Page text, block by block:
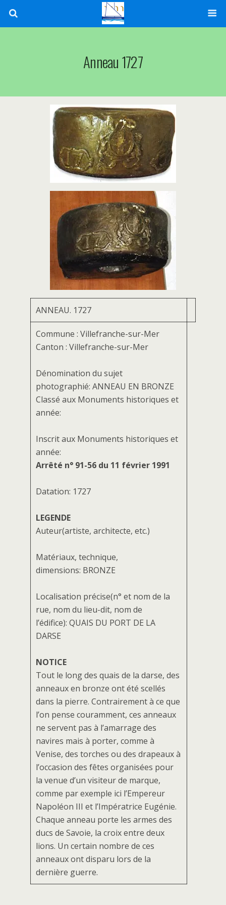
Anneau 1727
ANNEAU. 1727
Commune : Villefranche-sur-Mer
Canton : Villefranche-sur-Mer
Dénomination du sujet
photographié: ANNEAU EN BRONZE
Classé aux Monuments historiques et
année:
Inscrit aux Monuments historiques et
année:
Arrêté n° 91-56 du 11 février 1991
Datation: 1727
LEGENDE
Auteur(artiste, architecte, etc.)
Matériaux, technique,
dimensions: BRONZE
Localisation précise(n° et nom de la
rue, nom du lieu-dit, nom de
l’édifice): QUAIS DU PORT DE LA
DARSE
NOTICE
Tout le long des quais de la darse, des
anneaux en bronze ont été scellés
dans la pierre. Contrairement à ce que
l’on pense couramment, ces anneaux
ne servent pas à l’amarrage des
navires mais à porter, comme à
Venise, des torches ou des drapeaux à
l’occasion des fêtes organisées pour
la venue d’un visiteur de marque,
comme par exemple ici l’Empereur
Napoléon III et l’Impératrice Eugénie.
Chaque anneau porte les armes des
ducs de Savoie, la croix entre deux
lions. Un certain nombre de ces
anneaux ont disparu lors de la
dernière guerre.